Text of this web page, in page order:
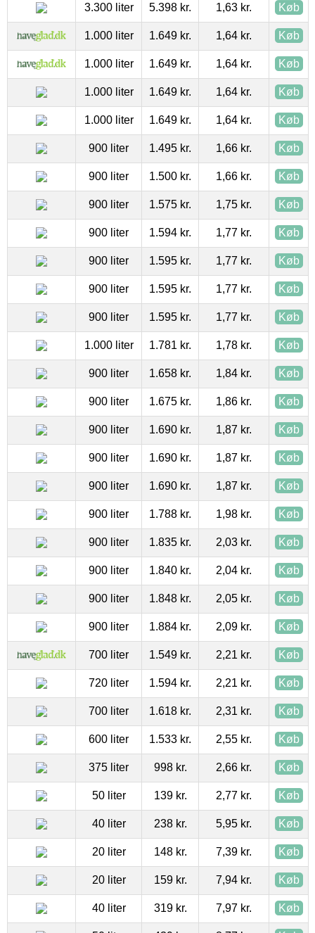
3.300 liter 5.398 kr. 1,63 kr. Køb
1.000 liter 1.649 kr. 1,64 kr. Køb
1.000 liter 1.649 kr. 1,64 kr. Køb
1.000 liter 1.649 kr. 1,64 kr. Køb
1.000 liter 1.649 kr. 1,64 kr. Køb
900 liter 1.495 kr. 1,66 kr. Køb
900 liter 1.500 kr. 1,66 kr. Køb
900 liter 1.575 kr. 1,75 kr. Køb
900 liter 1.594 kr. 1,77 kr. Køb
900 liter 1.595 kr. 1,77 kr. Køb
900 liter 1.595 kr. 1,77 kr. Køb
900 liter 1.595 kr. 1,77 kr. Køb
1.000 liter 1.781 kr. 1,78 kr. Køb
900 liter 1.658 kr. 1,84 kr. Køb
900 liter 1.675 kr. 1,86 kr. Køb
900 liter 1.690 kr. 1,87 kr. Køb
900 liter 1.690 kr. 1,87 kr. Køb
900 liter 1.690 kr. 1,87 kr. Køb
900 liter 1.788 kr. 1,98 kr. Køb
900 liter 1.835 kr. 2,03 kr. Køb
900 liter 1.840 kr. 2,04 kr. Køb
900 liter 1.848 kr. 2,05 kr. Køb
900 liter 1.884 kr. 2,09 kr. Køb
700 liter 1.549 kr. 2,21 kr. Køb
720 liter 1.594 kr. 2,21 kr. Køb
700 liter 1.618 kr. 2,31 kr. Køb
600 liter 1.533 kr. 2,55 kr. Køb
375 liter 998 kr. 2,66 kr. Køb
50 liter 139 kr. 2,77 kr. Køb
40 liter 238 kr. 5,95 kr. Køb
20 liter 148 kr. 7,39 kr. Køb
20 liter 159 kr. 7,94 kr. Køb
40 liter 319 kr. 7,97 kr. Køb